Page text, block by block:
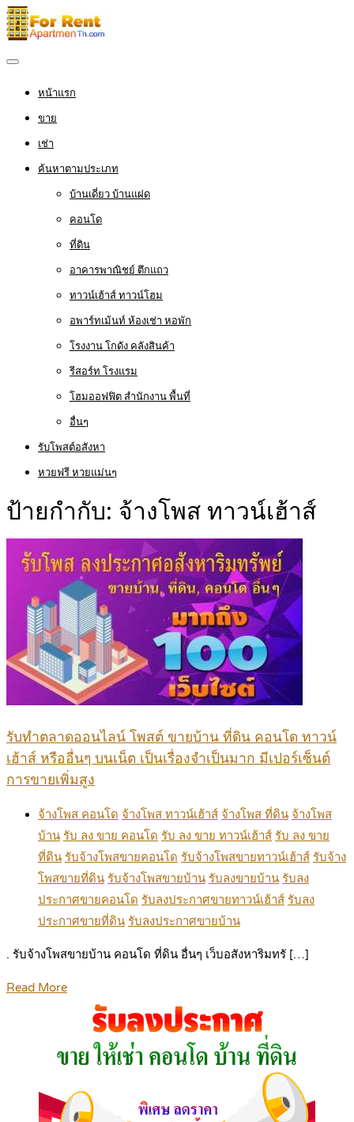
หน้าแรก
ขาย
เช่า
ค้นหาตามประเภท
บ้านเดี่ยว บ้านแฝด
คอนโด
ที่ดิน
อาคารพาณิชย์ ตึกแถว
ทาวน์เฮ้าส์ ทาวน์โฮม
อพาร์ทเม้นท์ ห้องเช่า หอพัก
โรงงาน โกดัง คลังสินค้า
รีสอร์ท โรงแรม
โฮมออฟฟิต สำนักงาน พื้นที่
อื่นๆ
รับโพสต์อสังหา
หวยฟรี หวยแม่นๆ
ป้ายกำกับ: จ้างโพส ทาวน์เฮ้าส์
รับทำตลาดออนไลน์ โพสต์ ขายบ้าน ที่ดิน คอนโด ทาวน์
เฮ้าส์ หรืออื่นๆ บนเน็ต เป็นเรื่องจำเป็นมาก มีเปอร์เซ็นต์
การขายเพิ่มสูง
จ้างโพส คอนโด จ้างโพส ทาวน์เฮ้าส์ จ้างโพส ที่ดิน จ้างโพส
บ้าน รับ ลง ขาย คอนโด รับ ลง ขาย ทาวน์เฮ้าส์ รับ ลง ขาย
ที่ดิน รับจ้างโพสขายคอนโด รับจ้างโพสขายทาวน์เฮ้าส์ รับจ้าง
โพสขายที่ดิน รับจ้างโพสขายบ้าน รับลงขายบ้าน รับลง
ประกาศขายคอนโด รับลงประกาศขายทาวน์เฮ้าส์ รับลง
ประกาศขายที่ดิน รับลงประกาศขายบ้าน
. รับจ้างโพสขายบ้าน คอนโด ที่ดิน อื่นๆ เว็บอสังหาริมทรั […]
Read More